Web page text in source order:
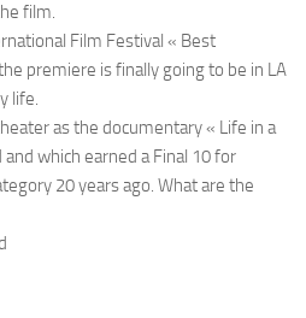
film.
Film Festival « Best
premiere is finally going to be in LA
life.
as the documentary « Life in a
which earned a Final 10 for
20 years ago. What are the